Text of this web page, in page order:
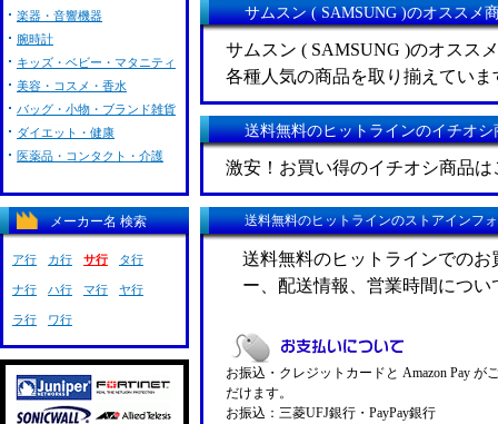
サムスン ( SAMSUNG )のオススメ
サムスン ( SAMSUNG )のオスス
各種人気の商品を取り揃えていま
送料無料のヒットラインのイチオシ
激安！お買い得のイチオシ商品
送料無料のヒットラインのストアインフ
送料無料のヒットラインでの
ー、配送情報、営業時間につ
お振込・クレジットカードと Amazon Pay が
だけます。
お振込：三菱UFJ銀行・PayPay銀行
楽器・音響機器
腕時計
キッズ・ベビー・マタニティ
美容・コスメ・香水
バッグ・小物・ブランド雑貨
ダイエット・健康
医薬品・コンタクト・介護
メーカー名 検索
ア行 カ行 サ行 タ行
ナ行 ハ行 マ行 ヤ行
ラ行 ワ行